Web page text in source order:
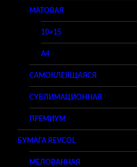
МАТОВАЯ
10×15
A4
САМОКЛЕЯЩАЯСЯ
СУБЛИМАЦИОННАЯ
ПРЕМИУМ
БУМАГА REVCOL
МЕЛОВАННАЯ